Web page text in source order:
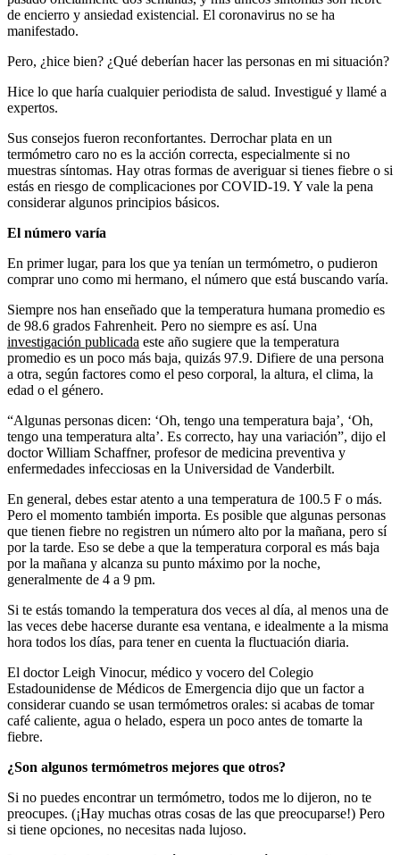
de encierro y ansiedad existencial. El coronavirus no se ha
manifestado.
Pero, ¿hice bien? ¿Qué deberían hacer las personas en mi situación?
Hice lo que haría cualquier periodista de salud. Investigué y llamé a
expertos.
Sus consejos fueron reconfortantes. Derrochar plata en un
termómetro caro no es la acción correcta, especialmente si no
muestras síntomas. Hay otras formas de averiguar si tienes fiebre o si
estás en riesgo de complicaciones por COVID-19. Y vale la pena
considerar algunos principios básicos.
El número varía
En primer lugar, para los que ya tenían un termómetro, o pudieron
comprar uno como mi hermano, el número que está buscando varía.
Siempre nos han enseñado que la temperatura humana promedio es
de 98.6 grados Fahrenheit. Pero no siempre es así. Una
investigación publicada este año sugiere que la temperatura
promedio es un poco más baja, quizás 97.9. Difiere de una persona
a otra, según factores como el peso corporal, la altura, el clima, la
edad o el género.
“Algunas personas dicen: ‘Oh, tengo una temperatura baja’, ‘Oh,
tengo una temperatura alta’. Es correcto, hay una variación”, dijo el
doctor William Schaffner, profesor de medicina preventiva y
enfermedades infecciosas en la Universidad de Vanderbilt.
En general, debes estar atento a una temperatura de 100.5 F o más.
Pero el momento también importa. Es posible que algunas personas
que tienen fiebre no registren un número alto por la mañana, pero sí
por la tarde. Eso se debe a que la temperatura corporal es más baja
por la mañana y alcanza su punto máximo por la noche,
generalmente de 4 a 9 pm.
Si te estás tomando la temperatura dos veces al día, al menos una de
las veces debe hacerse durante esa ventana, e idealmente a la misma
hora todos los días, para tener en cuenta la fluctuación diaria.
El doctor Leigh Vinocur, médico y vocero del Colegio
Estadounidense de Médicos de Emergencia dijo que un factor a
considerar cuando se usan termómetros orales: si acabas de tomar
café caliente, agua o helado, espera un poco antes de tomarte la
fiebre.
¿Son algunos termómetros mejores que otros?
Si no puedes encontrar un termómetro, todos me lo dijeron, no te
preocupes. (¡Hay muchas otras cosas de las que preocuparse!) Pero
si tiene opciones, no necesitas nada lujoso.